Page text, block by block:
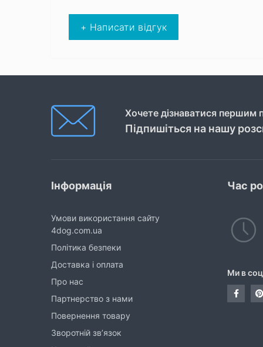
+ Написати відгук
Хочете дізнаватися першим
Підпишіться на нашу
Інформація
Умови використання сайту
4dog.com.ua
Політика безпеки
Доставка і оплата
Про нас
Партнерство з нами
Повернення товару
Зворотній зв’язок
Час
Ми в